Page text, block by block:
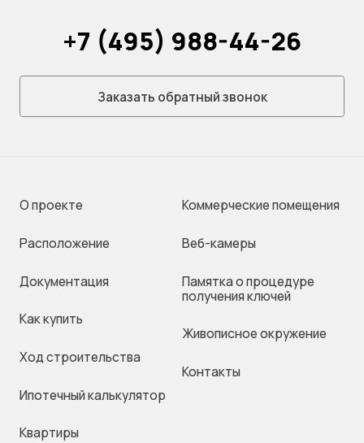
+7 (495) 988-44-26
Заказать обратный звонок
О проекте
Раcположение
Документация
Как купить
Ход строительства
Ипотечный калькулятор
Квартиры
Коммерческие помещения
Веб-камеры
Памятка о процедуре
получения ключей
Живописное окружение
Контакты